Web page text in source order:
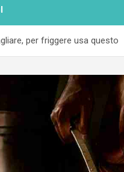
per friggere usa questo